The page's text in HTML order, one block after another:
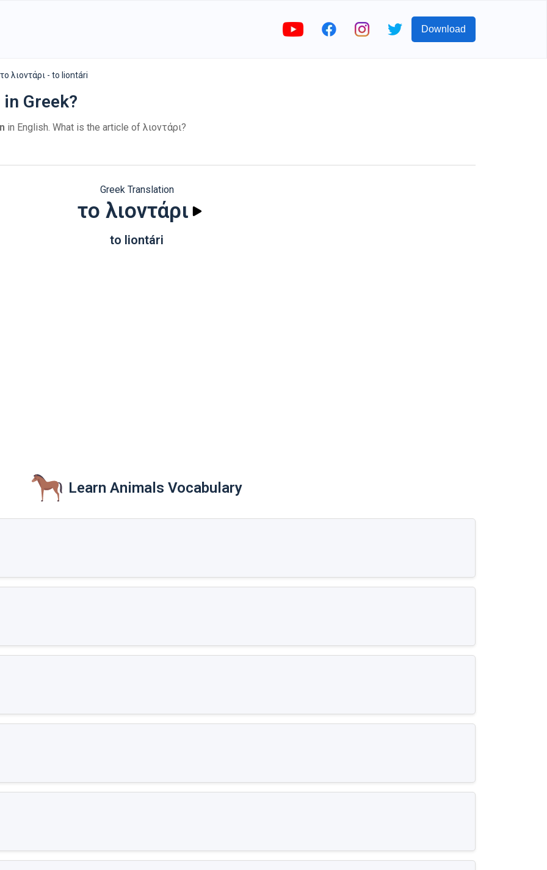
Download
το λιοντάρι - to liontári
Greek?
in English. What is the article of λιοντάρι?
Greek Translation
το λιοντάρι
to liontári
Learn Animals Vocabulary